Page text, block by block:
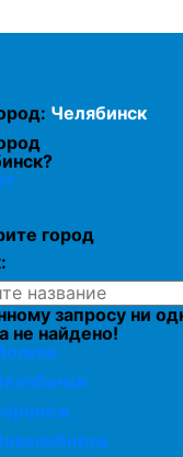
Челябинск
город
запросу ни
не найдено!